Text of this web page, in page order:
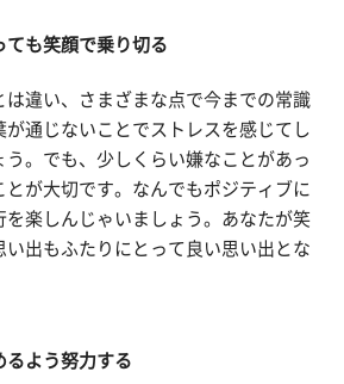
ても笑顔で乗り切る
は違い、さまざまな点で今までの常識
が通じないことでストレスを感じてし
う。でも、少しくらい嫌なことがあっ
とが大切です。なんでもポジティブに
を楽しんじゃいましょう。あなたが笑
い出もふたりにとって良い思い出とな
るよう努力する